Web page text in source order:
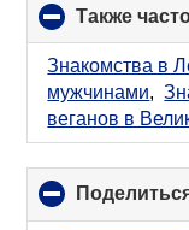
Также
Знакомства в
мужчинами,
веганов в